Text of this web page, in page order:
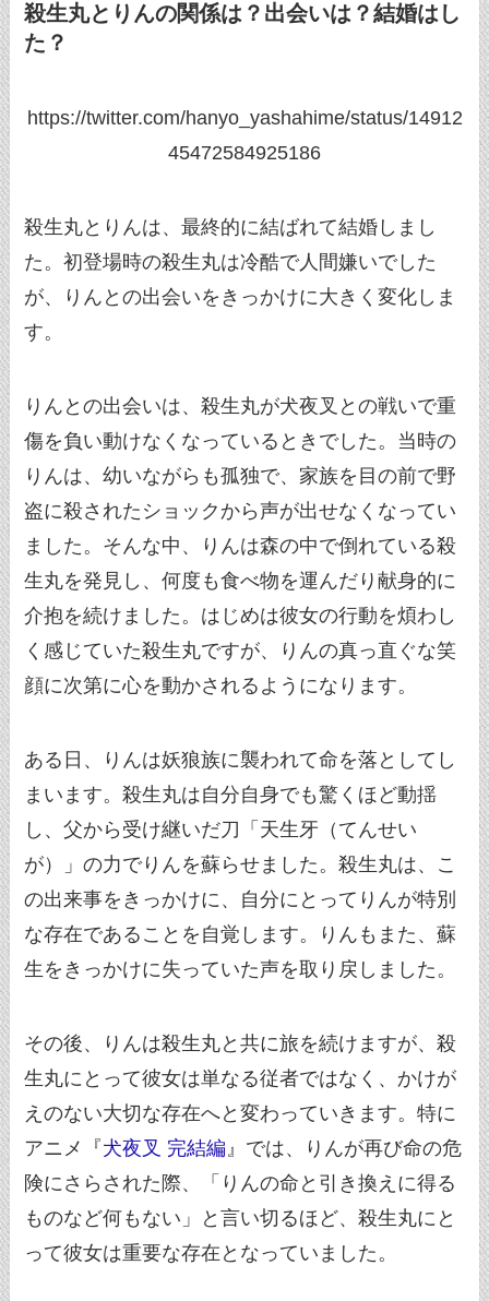
殺生丸とりんの関係は？出会いは？結婚はし
た？
https://twitter.com/hanyo_yashahime/status/14912
45472584925186
殺生丸とりんは、最終的に結ばれて結婚しまし
た。初登場時の殺生丸は冷酷で人間嫌いでした
が、りんとの出会いをきっかけに大きく変化しま
す。
りんとの出会いは、殺生丸が犬夜叉との戦いで重
傷を負い動けなくなっているときでした。当時の
りんは、幼いながらも孤独で、家族を目の前で野
盗に殺されたショックから声が出せなくなってい
ました。そんな中、りんは森の中で倒れている殺
生丸を発見し、何度も食べ物を運んだり献身的に
介抱を続けました。はじめは彼女の行動を煩わし
く感じていた殺生丸ですが、りんの真っ直ぐな笑
顔に次第に心を動かされるようになります。
ある日、りんは妖狼族に襲われて命を落としてし
まいます。殺生丸は自分自身でも驚くほど動揺
し、父から受け継いだ刀「天生牙（てんせい
が）」の力でりんを蘇らせました。殺生丸は、こ
の出来事をきっかけに、自分にとってりんが特別
な存在であることを自覚します。りんもまた、蘇
生をきっかけに失っていた声を取り戻しました。
その後、りんは殺生丸と共に旅を続けますが、殺
生丸にとって彼女は単なる従者ではなく、かけが
えのない大切な存在へと変わっていきます。特に
アニメ『犬夜叉 完結編 』では、りんが再び命の危
険にさらされた際、「りんの命と引き換えに得る
ものなど何もない」と言い切るほど、殺生丸にと
って彼女は重要な存在となっていました。